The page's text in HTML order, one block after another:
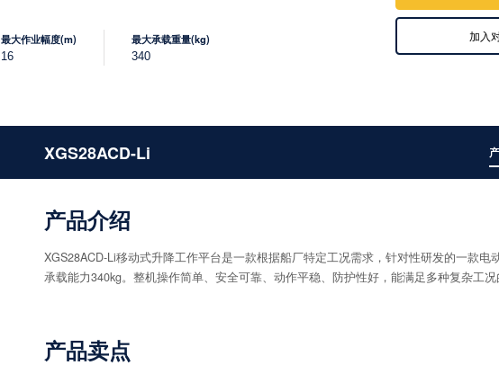
最大作业幅度(m)
16
最大承载重量(kg)
340
加入
XGS28ACD-Li
产品介绍
XGS28ACD-Li移动式升降工作平台是一款根据船厂特定工况需求，针对性研发的一款
承载能力340kg。整机操作简单、安全可靠、动作平稳、防护性好，能满足多种复杂工况
产品卖点